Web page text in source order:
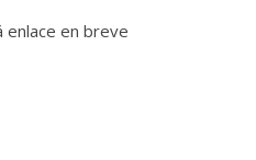
enlace en breve